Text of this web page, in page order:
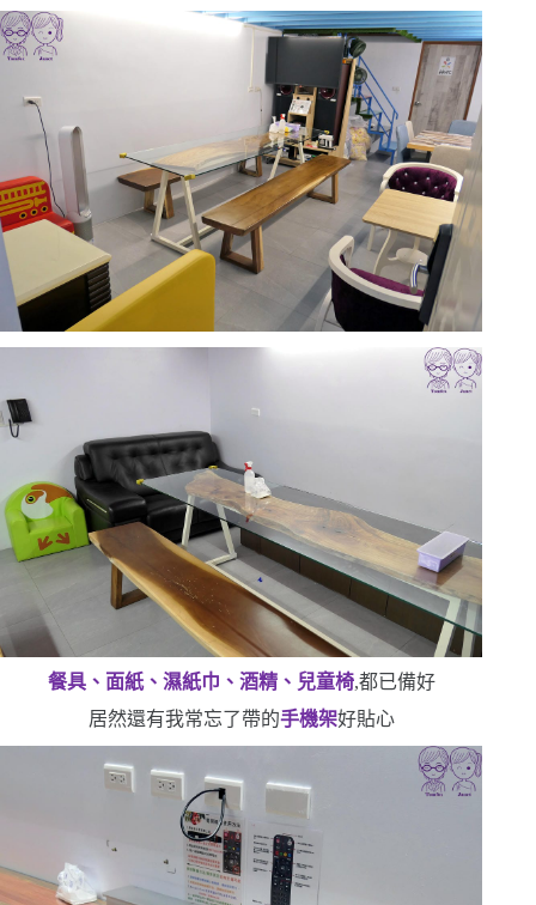
餐具、面紙、濕紙巾、酒精、兒童椅,都已備好
居然還有我常忘了帶的手機架好貼心